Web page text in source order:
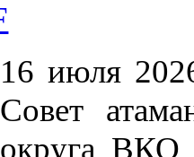
16 июля
Совет
округа ВКО